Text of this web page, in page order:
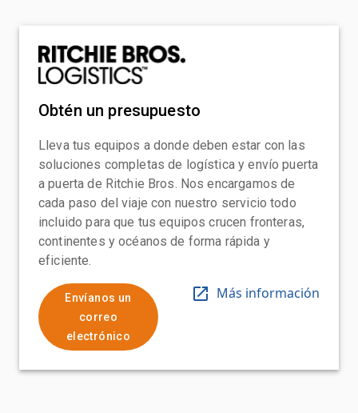
Obtén un presupuesto
Lleva tus equipos a donde deben estar con las
soluciones completas de logística y envío puerta
a puerta de Ritchie Bros. Nos encargamos de
cada paso del viaje con nuestro servicio todo
incluido para que tus equipos crucen fronteras,
continentes y océanos de forma rápida y
eficiente.
Envíanos un
correo
electrónico
Más información